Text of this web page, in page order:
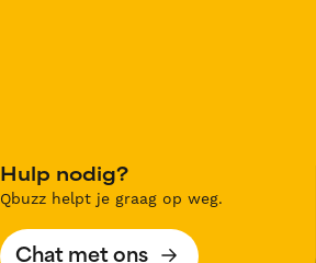
Hulp nodig?
Qbuzz helpt je graag op weg.
Chat met ons